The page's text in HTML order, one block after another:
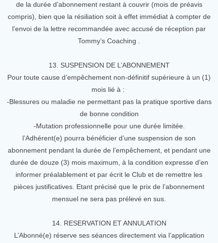
de la durée d’abonnement restant à couvrir (mois de préavis
compris), bien que la résiliation soit à effet immédiat à compter de
l’envoi de la lettre recommandée avec accusé de réception par
Tommy’s Coaching .
13. SUSPENSION DE L’ABONNEMENT
Pour toute cause d’empêchement non-définitif supérieure à un (1)
mois lié à :
-Blessures ou maladie ne permettant pas la pratique sportive dans
de bonne condition
-Mutation professionnelle pour une durée limitée.
l’Adhérent(e) pourra bénéficier d’une suspension de son
abonnement pendant la durée de l’empêchement, et pendant une
durée de douze (3) mois maximum, à la condition expresse d’en
informer préalablement et par écrit le Club et de remettre les
pièces justificatives. Etant précisé que le prix de l’abonnement
mensuel ne sera pas prélevé en sus.
14. RESERVATION ET ANNULATION
L’Abonné(e) réserve ses séances directement via l’application